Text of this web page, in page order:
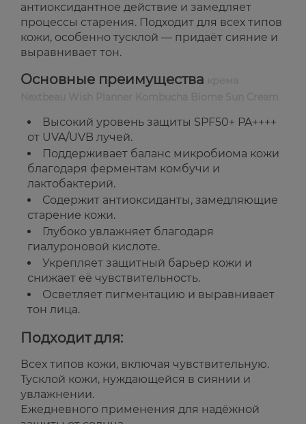
антиоксидантное действие и замедляет
процессы старения. Подходит для всех типов
кожи, особенно тусклой — придаёт сияние и
выравнивает тон.
Основные преимущества
Высокий уровень защиты SPF50+ PA++++
от UVA/UVB лучей.
Поддерживает баланс микробиома кожи
благодаря ферментам комбучи и
лактобактерий.
Содержит антиоксиданты, замедляющие
старение кожи.
Глубоко увлажняет благодаря
гиалуроновой кислоте.
Укрепляет защитный барьер кожи и
снижает её чувствительность.
Осветляет пигментацию и выравнивает
тон лица.
Подходит для:
Всех типов кожи, включая чувствительную.
Тусклой кожи, нуждающейся в сиянии и
увлажнении.
Ежедневного применения для надёжной